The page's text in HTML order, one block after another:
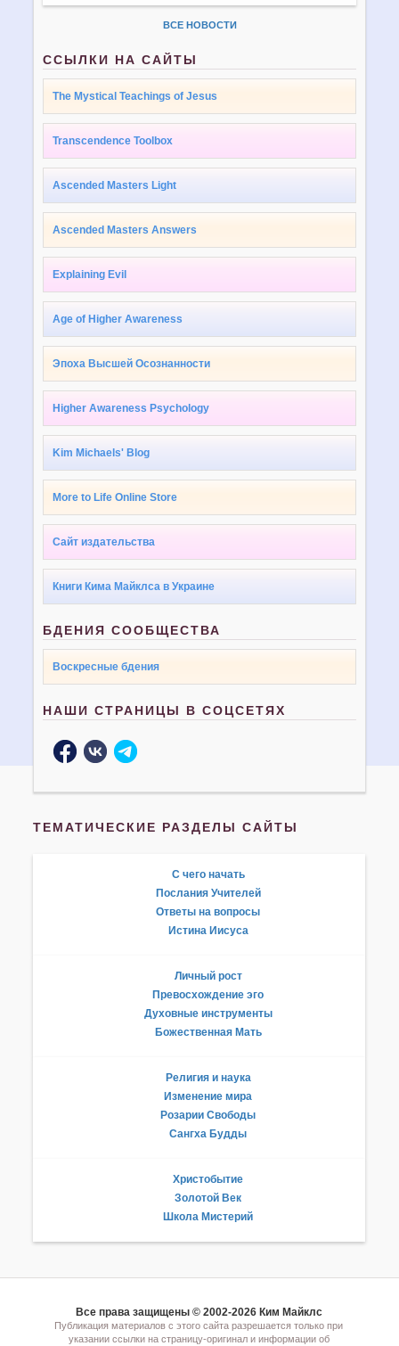
ВСЕ НОВОСТИ
ССЫЛКИ НА САЙТЫ
The Mystical Teachings of Jesus
Transcendence Toolbox
Ascended Masters Light
Ascended Masters Answers
Explaining Evil
Age of Higher Awareness
Эпоха Высшей Осознанности
Higher Awareness Psychology
Kim Michaels' Blog
More to Life Online Store
Сайт издательства
Книги Кима Майклса в Украине
БДЕНИЯ СООБЩЕСТВА
Воскресные бдения
НАШИ СТРАНИЦЫ В СОЦСЕТЯХ
ТЕМАТИЧЕСКИЕ РАЗДЕЛЫ САЙТЫ
С чего начать
Послания Учителей
Ответы на вопросы
Истина Иисуса
Личный рост
Превосхождение эго
Духовные инструменты
Божественная Мать
Религия и наука
Изменение мира
Розарии Свободы
Сангха Будды
Христобытие
Золотой Век
Школа Мистерий
Все права защищены © 2002-2026 Ким Майклс
Публикация материалов с этого сайта разрешается только при
указании ссылки на страницу-оригинал и информации об